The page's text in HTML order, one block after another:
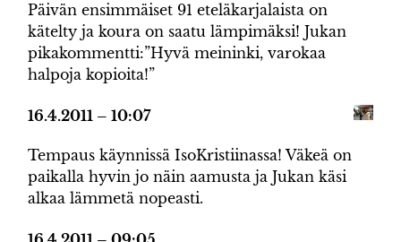
Päivän ensimmäiset 91 eteläkarjalaista on
kätelty ja koura on saatu lämpimäksi! Jukan
pikakommentti:”Hyvä meininki, varokaa
halpoja kopioita!”
16.4.2011 – 10:07
Tempaus käynnissä IsoKristiinassa! Väkeä on
paikalla hyvin jo näin aamusta ja Jukan käsi
alkaa lämmetä nopeasti.